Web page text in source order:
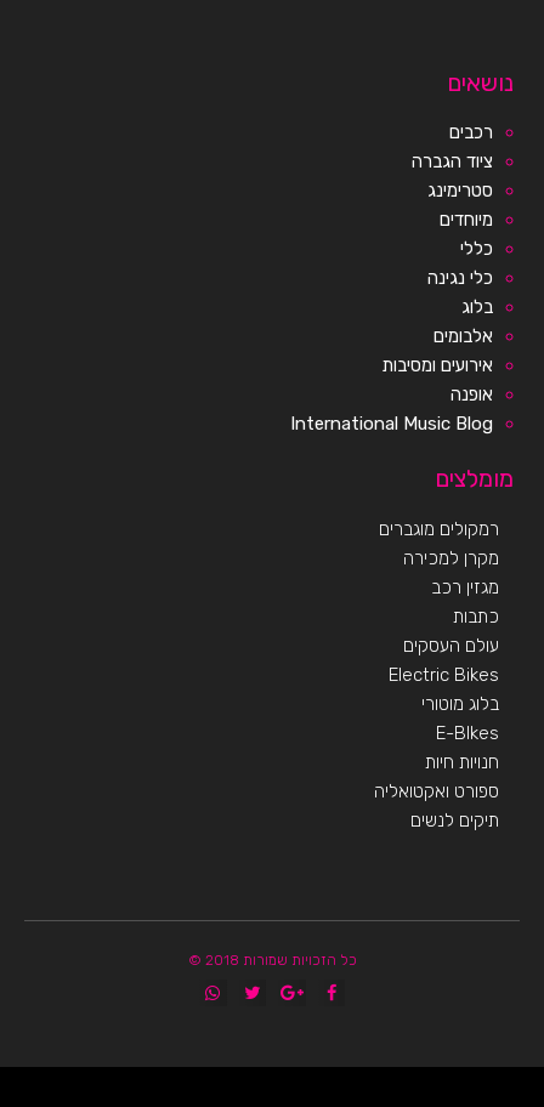
נושאים
רכבים
ציוד הגברה
סטרימינג
מיוחדים
כללי
כלי נגינה
בלוג
אלבומים
אירועים ומסיבות
אופנה
International Music Blog
מומלצים
רמקולים מוגברים
מקרן למכירה
מגזין רכב
כתבות
עולם העסקים
Electric Bikes
בלוג מוטורי
E-BIkes
חנויות חיות
ספורט ואקטואליה
תיקים לנשים
כל הזכויות שמורות 2018 ©